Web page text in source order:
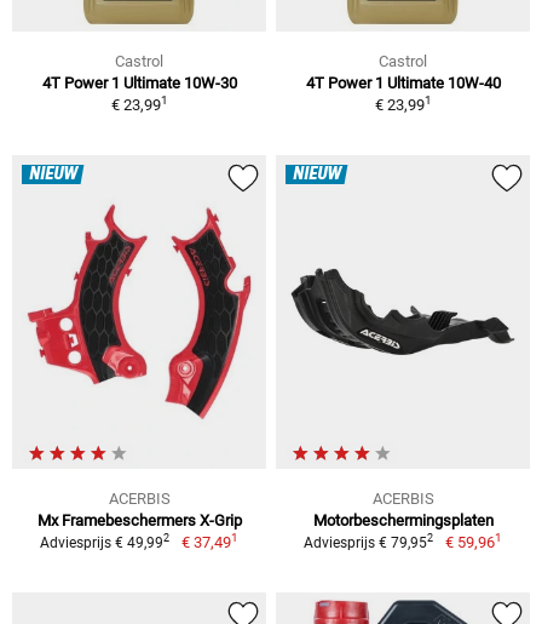
Castrol
4T Power 1 Ultimate 10W-30
€ 23,991
Castrol
4T Power 1 Ultimate 10W-40
€ 23,991
NIEUW
ACERBIS
Mx Framebeschermers X-Grip
Adviesprijs € 49,992 € 37,491
NIEUW
ACERBIS
Motorbeschermingsplaten
Adviesprijs € 79,952 € 59,961